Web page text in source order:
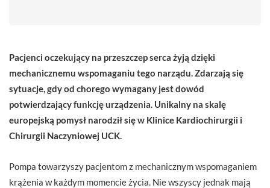
Pacjenci oczekujący na przeszczep serca żyją dzięki
mechanicznemu wspomaganiu tego narządu. Zdarzają się
sytuacje, gdy od chorego wymagany jest dowód
potwierdzający funkcję urządzenia. Unikalny na skalę
europejską pomysł narodził się w Klinice Kardiochirurgii i
Chirurgii Naczyniowej UCK.
Pompa towarzyszy pacjentom z mechanicznym wspomaganiem
krążenia w każdym momencie życia. Nie wszyscy jednak mają